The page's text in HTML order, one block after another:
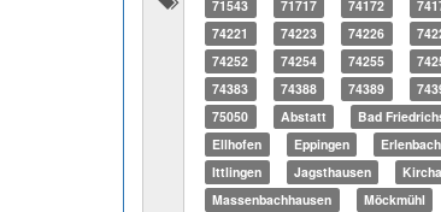
71543 71717 74172
74221
74223 74226
74252
74254 74255
74383
74388 74389
75050
Abstatt Bad
Ellhofen
Eppingen Erlenbach
Ittlingen
Jagsthausen
Massenbachhausen
Möckmühl